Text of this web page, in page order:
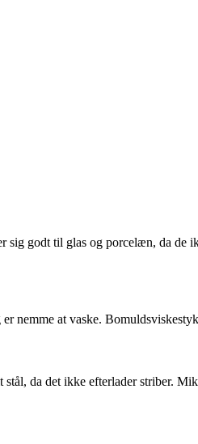
godt til glas og porcelæn, da de
nemme at vaske.
da det ikke efterlader striber.